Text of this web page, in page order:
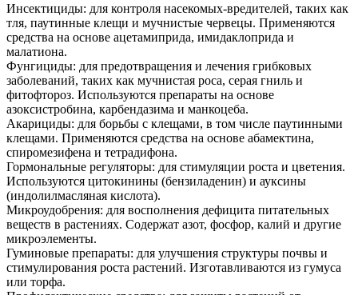
Инсектициды: для контроля насекомых-вредителей, таких как
тля, паутинные клещи и мучнистые червецы. Применяются
средства на основе ацетамиприда, имидаклоприда и
малатиона.
Фунгициды: для предотвращения и лечения грибковых
заболеваний, таких как мучнистая роса, серая гниль и
фитофтороз. Используются препараты на основе
азоксистробина, карбендазима и манкоцеба.
Акарициды: для борьбы с клещами, в том числе паутинными
клещами. Применяются средства на основе абамектина,
спиромезифена и тетрадифона.
Гормональные регуляторы: для стимуляции роста и цветения.
Используются цитокинины (бензиладенин) и ауксины
(индолилмасляная кислота).
Микроудобрения: для восполнения дефицита питательных
веществ в растениях. Содержат азот, фосфор, калий и другие
микроэлементы.
Гуминовые препараты: для улучшения структуры почвы и
стимулирования роста растений. Изготавливаются из гумуса
или торфа.